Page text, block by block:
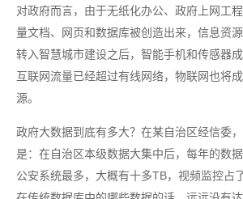
对政府而言，由于无纸化办公、政府上网工
量文档、网页和数据库被创造出来，信息资
转入智慧城市建设之后，智能手机和传感器
互联网流量已经超过有线网络，物联网也将
源。
政府大数据到底有多大？在某自治区经信委
是：在自治区本级数据大集中后，每年的数据
公安系统最多，大概有十多TB，视频监控占